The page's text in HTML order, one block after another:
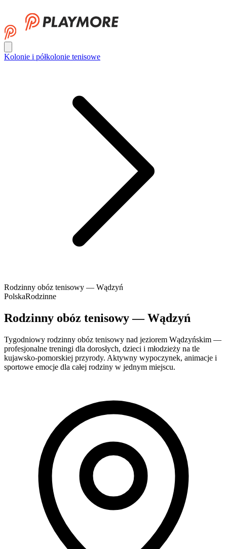
Kolonie i półkolonie tenisowe
Rodzinny obóz tenisowy — Wądzyń
PolskaRodzinne
Rodzinny obóz tenisowy — Wądzyń
Tygodniowy rodzinny obóz tenisowy nad jeziorem Wądzyńskim —
profesjonalne treningi dla dorosłych, dzieci i młodzieży na tle
kujawsko-pomorskiej przyrody. Aktywny wypoczynek, animacje i
sportowe emocje dla całej rodziny w jednym miejscu.